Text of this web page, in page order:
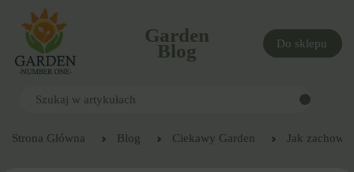
Garden
Blog Do sklepu
Strona Główna Blog Ciekawy Garden Jak